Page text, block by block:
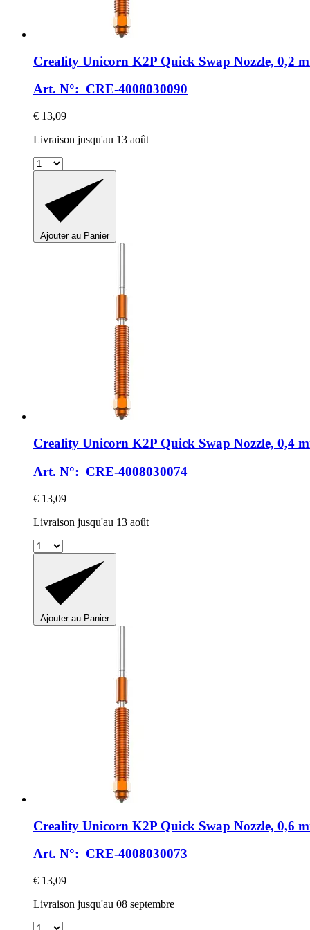
Creality Unicorn K2P Quick Swap Nozzle, 0,2
Art. N°: CRE-4008030090
€ 13,09
Livraison jusqu'au 13 août
Ajouter au Panier
Creality Unicorn K2P Quick Swap Nozzle, 0,4
Art. N°: CRE-4008030074
€ 13,09
Livraison jusqu'au 13 août
Ajouter au Panier
Creality Unicorn K2P Quick Swap Nozzle, 0,6
Art. N°: CRE-4008030073
€ 13,09
Livraison jusqu'au 08 septembre